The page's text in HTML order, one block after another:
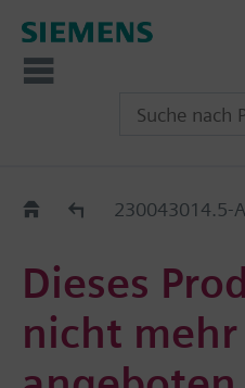
Old2New230043014.5-
Dieses
nicht mehr